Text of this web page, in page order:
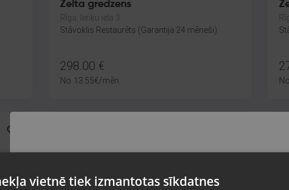
Zelta gredzens
Rīga, Ieriķu iela 3
Stāvoklis Restaurēts (Garantija 24 mēneši)
298.00 €
No 13.55€/mēn. No
valsti
vietnē tiek izmantotas sīkdatnes